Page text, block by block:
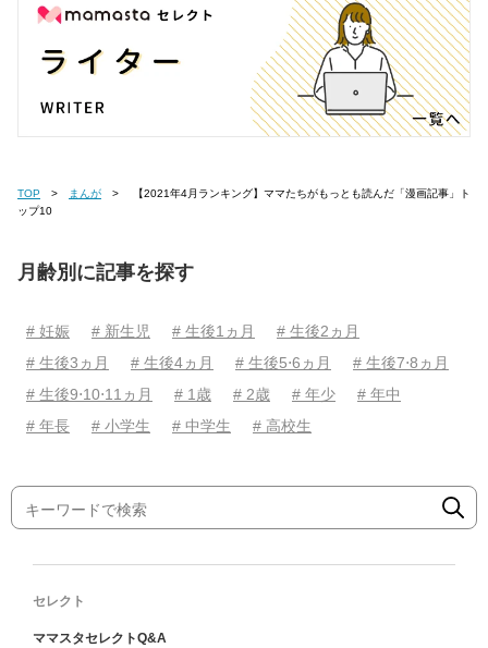
TOP まんが
ップ10
月齢別に記事を探す
# 妊娠 # 新生児 # 生後1ヵ月
# 生後2ヵ月
# 生後3ヵ月
# 生後4ヵ月 # 生後5⋅6ヵ月
# 生後7⋅8ヵ月
# 生後9⋅10⋅11ヵ月
# 1歳 # 2歳 # 年少
# 年中
# 年長
# 小学生 # 中学生 # 高校生
セレクト
ママスタセレクトQ&A